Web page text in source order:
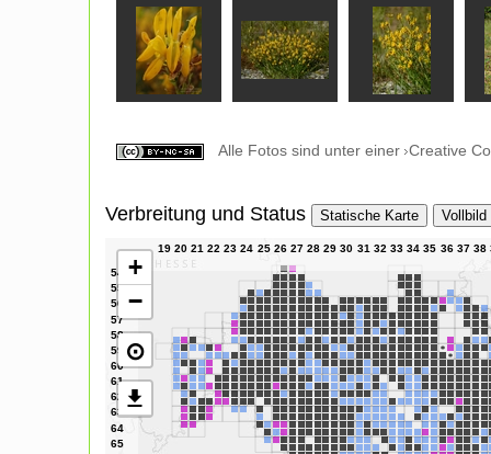
Alle Fotos sind unter einer Creative
Verbreitung und Status Statische Karte Vollbild
+
−
⊙